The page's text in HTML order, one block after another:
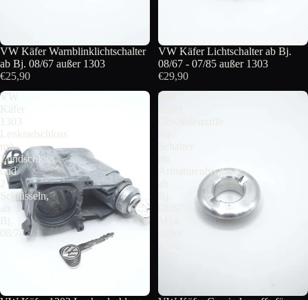
VW Käfer Warnblinklichtschalter
ab Bj. 08/67 außer 1303
€25,90
VW Käfer Lichtschalter ab Bj.
08/67 - 07/85 außer 1303
€29,90
VW
Käfer
1303
Lenkradschloss
mit
Zündschloss
und
2
Schlüsseln,
ab
Bj.
08/74
VW
Gewindemuffe
Schalter
Armaturenbrett,